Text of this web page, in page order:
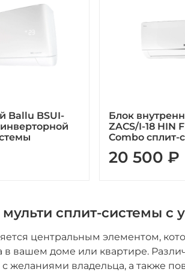
Ballu BSUI-
Блок
ZACS/I-18 HIN
Combo сплит-
20 500 ₽
сплит-системы с
центральным элементом,
в вашем доме или квартире.
желаниями владельца, а также